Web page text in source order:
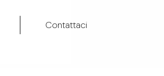
Contattaci